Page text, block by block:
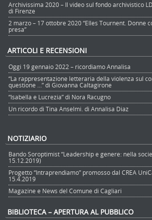
Archivissima 2020 – Il video sul fondo archivistico
di Firenze
2 marzo – 17 ottobre 2020 “Elles Tournent. Donne
presa”
ARTICOLI E RECENSIONI
Oggi 19 gennaio 2022 – ricordiamo Annalisa
“La rappresentazione letteraria della violenza sul
questione …” di Giovanna Caltagirone
“Isabella e Lucrezia” di Nora Racugno
Un ricordo di Tina Anselmi. di Annalisa Diaz
NOTIZIARIO
Bando Soroptimist “Leadership e genere: nella
15.12.2019)
Progetto “Intraprendiamo” promosso dal CREA
15.4.2019
Magazine e News del Comune di Cagliari
BIBLIOTECA – APERTURA AL PUBBLICO